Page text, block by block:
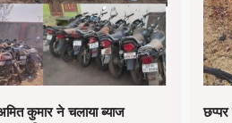
कुमार ने चलाया ब्याज
| 5000 mAh Battery
OnePlus Nord
SHOP NOW